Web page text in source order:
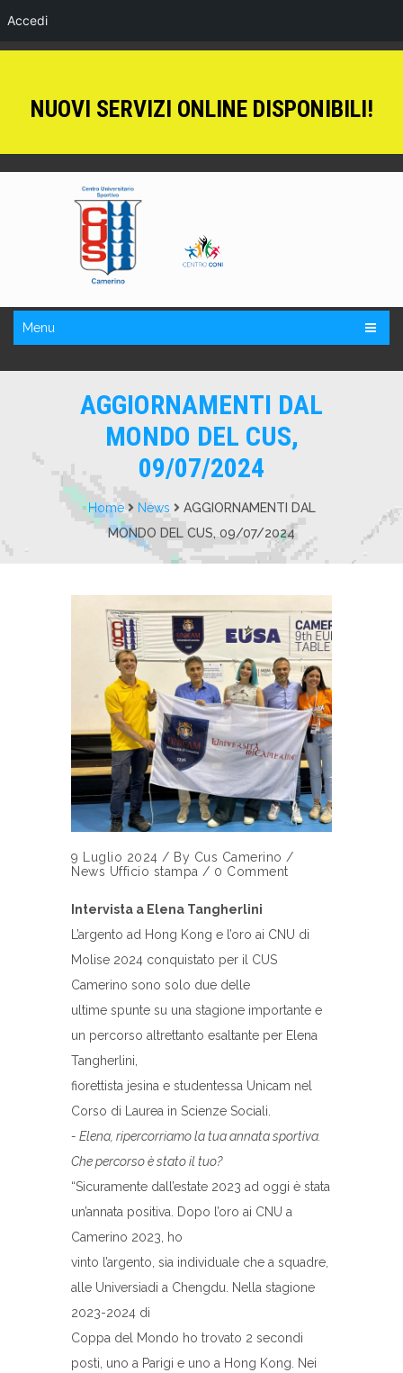
Accedi
NUOVI SERVIZI ONLINE DISPONIBILI!
Menu
AGGIORNAMENTI DAL
MONDO DEL CUS,
09/07/2024
Home News
AGGIORNAMENTI DAL
MONDO DEL CUS, 09/07/2024
9 Luglio 2024 / By Cus Camerino /
News Ufficio stampa / 0 Comment
Intervista a Elena Tangherlini
L’argento ad Hong Kong e l’oro ai CNU di
Molise 2024 conquistato per il CUS
Camerino sono solo due delle
ultime spunte su una stagione importante e
un percorso altrettanto esaltante per Elena
Tangherlini,
fiorettista jesina e studentessa Unicam nel
Corso di Laurea in Scienze Sociali.
- Elena, ripercorriamo la tua annata sportiva.
Che percorso è stato il tuo?
“Sicuramente dall’estate 2023 ad oggi è stata
un’annata positiva. Dopo l’oro ai CNU a
Camerino 2023, ho
vinto l’argento, sia individuale che a squadre,
alle Universiadi a Chengdu. Nella stagione
2023-2024 di
Coppa del Mondo ho trovato 2 secondi
posti, uno a Parigi e uno a Hong Kong. Nei